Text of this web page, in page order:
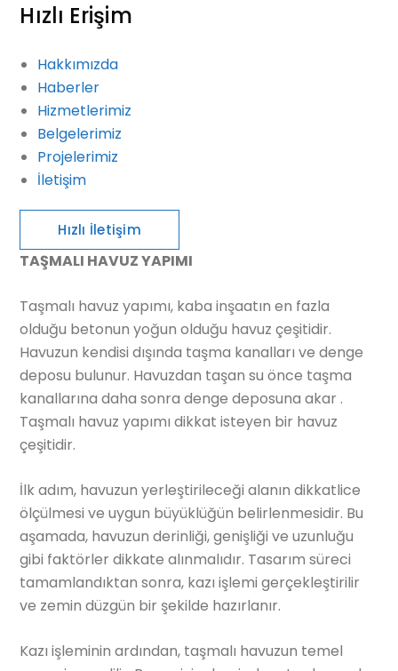
Hızlı Erişim
Hakkımızda
Haberler
Hizmetlerimiz
Belgelerimiz
Projelerimiz
İletişim
Hızlı İletişim
TAŞMALI HAVUZ YAPIMI
Taşmalı havuz yapımı, kaba inşaatın en fazla
olduğu betonun yoğun olduğu havuz çeşitidir.
Havuzun kendisi dışında taşma kanalları ve denge
deposu bulunur. Havuzdan taşan su önce taşma
kanallarına daha sonra denge deposuna akar .
Taşmalı havuz yapımı dikkat isteyen bir havuz
çeşitidir.
İlk adım, havuzun yerleştirileceği alanın dikkatlice
ölçülmesi ve uygun büyüklüğün belirlenmesidir. Bu
aşamada, havuzun derinliği, genişliği ve uzunluğu
gibi faktörler dikkate alınmalıdır. Tasarım süreci
tamamlandıktan sonra, kazı işlemi gerçekleştirilir
ve zemin düzgün bir şekilde hazırlanır.
Kazı işleminin ardından, taşmalı havuzun temel